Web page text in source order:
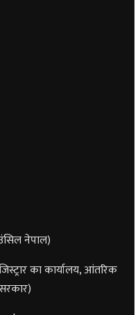
नेपाल)
का कार्यालय, आंतरिक